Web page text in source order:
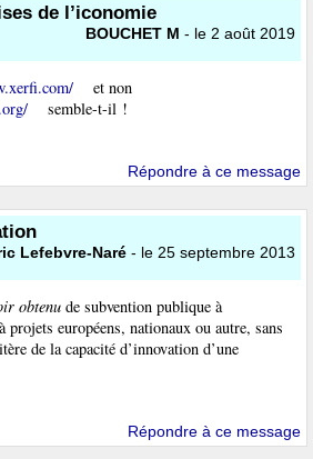
de l’iconomie
BOUCHET M - le 2 août 2019
et non
semble-t-il !
Répondre à ce message
Lefebvre-Naré - le 25 septembre 2013
obtenu de subvention publique à
projets européens, nationaux ou autre, sans
de la capacité d’innovation d’une
Répondre à ce message